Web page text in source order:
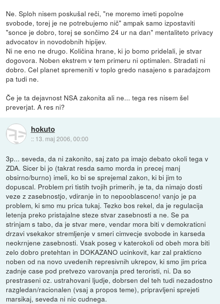
Ne. Sploh nisem poskušal reči, "ne moremo imeti popolne
svobode, torej je ne potrebujemo nič" ampak samo izpostaviti
"sonce je dobro, torej se sončimo 24 ur na dan" mentaliteto privacy
advocatov in novodobnih hipijev.
Ni ne eno ne drugo. Količina hrane, ki jo bomo pridelali, je stvar
dogovora. Noben ekstrem v tem primeru ni optimalen. Stradati ni
dobro. Cel planet spremeniti v toplo gredo nasajeno s paradajzom
pa tudi ne.
Če je ta dejavnost NSA zakonita ali ne... tega res nisem šel
preverjat. A res ni?
hokuto
:: 13. maj 2006, 00:00
3p... seveda, da ni zakonito, saj zato pa imajo debato okoli tega v
ZDA. Sicer bi jo (takrat resda samo morda in precej manj
obsirno/burno) imeli, ko bi se sprejemal zakon, ki bi jim to
dopuscal. Problem pri tistih tvojih primerih, je ta, da nimajo dosti
veze z zasebnostjo, vdiranje in to nepooblasceno! vanjo je pa
problem, ki smo mu prica tukaj. Tezko bos rekel, da je regulacija
letenja preko pristajalne steze stvar zasebnosti a ne. Se pa
strinjam s tabo, da je stvar mere, vendar mora biti v demokraticni
drzavi vsekakor stremljenje v smeri cimvecje svobode in karseda
neokrnjene zasebnosti. Vsak poseg v katerokoli od obeh mora biti
zelo dobro pretehtan in DOKAZANO ucinkovit, kar zal prakticno
noben od na novo uvedenih represivnih ukrepov, ki smo jim prica
zadnje case pod pretvezo varovanja pred teroristi, ni. Da so
prestraseni oz. ustrahovani ljudje, dobrsen del teh tudi nezadostno
razgledan/racionalen (vsaj a propos teme), pripravljeni sprejeti
marsikaj, seveda ni nic cudnega.